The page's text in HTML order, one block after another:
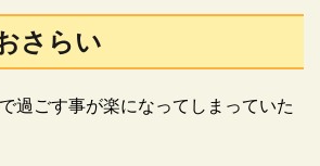
さらい
過ごす事が楽になってしまっていた